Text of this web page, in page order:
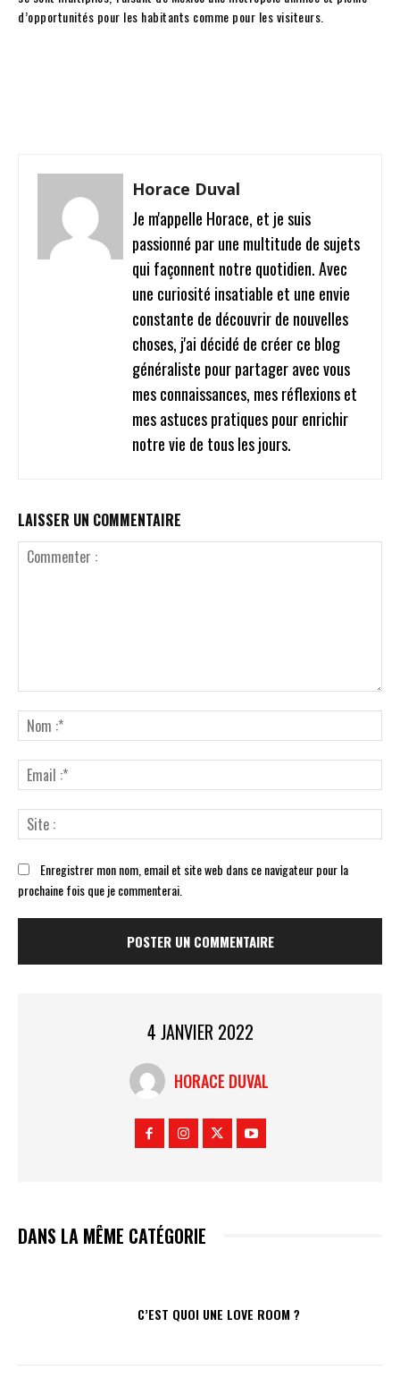
d’opportunités pour les habitants comme pour les visiteurs.
Horace Duval
Je m'appelle Horace, et je suis
passionné par une multitude de sujets
qui façonnent notre quotidien. Avec
une curiosité insatiable et une envie
constante de découvrir de nouvelles
choses, j'ai décidé de créer ce blog
généraliste pour partager avec vous
mes connaissances, mes réflexions et
mes astuces pratiques pour enrichir
notre vie de tous les jours.
LAISSER UN COMMENTAIRE
:*
:*
:
Enregistrer mon nom, email et site web dans ce navigateur pour la
prochaine fois que je commenterai.
4 JANVIER 2022
HORACE DUVAL
DANS LA MÊME CATÉGORIE
C’EST QUOI UNE LOVE ROOM ?